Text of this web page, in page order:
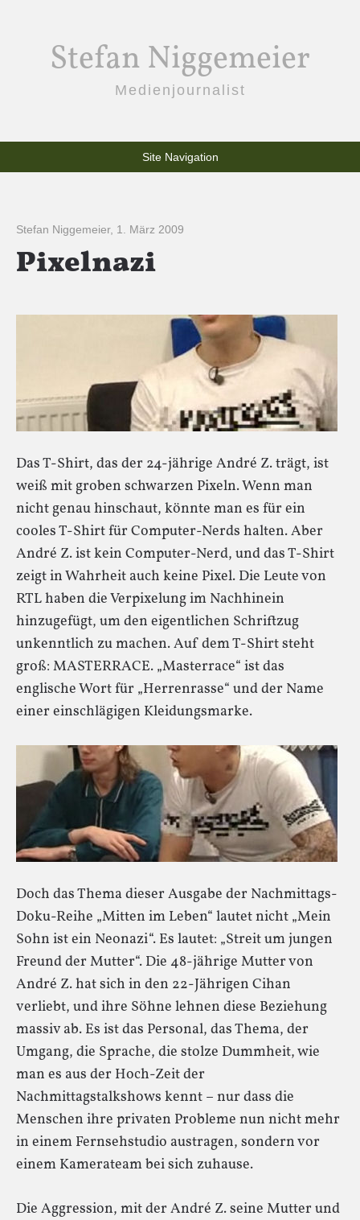
Stefan Niggemeier
Medienjournalist
Site Navigation
Stefan Niggemeier, 1. März 2009
Pixelnazi
Das T-Shirt, das der 24-jährige André Z. trägt, ist
weiß mit groben schwarzen Pixeln. Wenn man
nicht genau hinschaut, könnte man es für ein
cooles T-Shirt für Computer-Nerds halten. Aber
André Z. ist kein Computer-Nerd, und das T-Shirt
zeigt in Wahrheit auch keine Pixel. Die Leute von
RTL haben die Verpixelung im Nachhinein
hinzugefügt, um den eigentlichen Schriftzug
unkenntlich zu machen. Auf dem T-Shirt steht
groß: MASTERRACE. „Masterrace“ ist das
englische Wort für „Herrenrasse“ und der Name
einer einschlägigen Kleidungsmarke.
Doch das Thema dieser Ausgabe der Nachmittags-
Doku-Reihe „Mitten im Leben“ lautet nicht „Mein
Sohn ist ein Neonazi“. Es lautet: „Streit um jungen
Freund der Mutter“. Die 48-jährige Mutter von
André Z. hat sich in den 22-Jährigen Cihan
verliebt, und ihre Söhne lehnen diese Beziehung
massiv ab. Es ist das Personal, das Thema, der
Umgang, die Sprache, die stolze Dummheit, wie
man es aus der Hoch-Zeit der
Nachmittagstalkshows kennt – nur dass die
Menschen ihre privaten Probleme nun nicht mehr
in einem Fernsehstudio austragen, sondern vor
einem Kamerateam bei sich zuhause.
Die Aggression, mit der André Z. seine Mutter und